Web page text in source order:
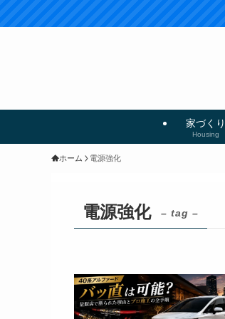
家づくり
Housing
ホーム 電源強化
電源強化 – tag –